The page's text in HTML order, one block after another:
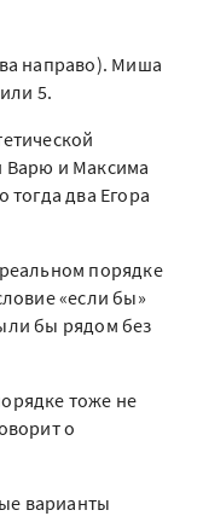
направо). Миша
5.
Варю и Максима
тогда два Егора
порядке
«если бы»
бы рядом без
тоже не
о
варианты